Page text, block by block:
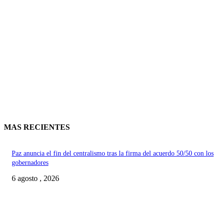
MAS RECIENTES
Paz anuncia el fin del centralismo tras la firma del acuerdo 50/50 con los
gobernadores
6 agosto , 2026